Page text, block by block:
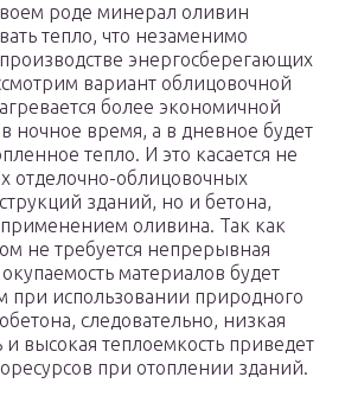
роде минерал оливин
тепло, что незаменимо
энергосберегающих
вариант облицовочной
более экономичной
ночное время, а в дневное будет
тепло. И это касается не
отделочно-облицовочных
зданий, но и бетона,
применением оливина. Так как
не требуется непрерывная
материалов будет
при использовании природного
следовательно, низкая
и высокая теплоемкость приведет
при отоплении зданий.